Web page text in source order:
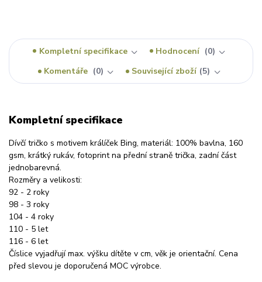
Kompletní specifikace Hodnocení
0
Komentáře
0 Související zboží 5
Kompletní specifikace
Dívčí tričko s motivem králíček Bing, materiál: 100% bavlna, 160
gsm, krátký rukáv, fotoprint na přední straně trička, zadní část
jednobarevná.
Rozměry a velikosti:
92 - 2 roky
98 - 3 roky
104 - 4 roky
110 - 5 let
116 - 6 let
Číslice vyjadřují max. výšku dítěte v cm, věk je orientační. Cena
před slevou je doporučená MOC výrobce.